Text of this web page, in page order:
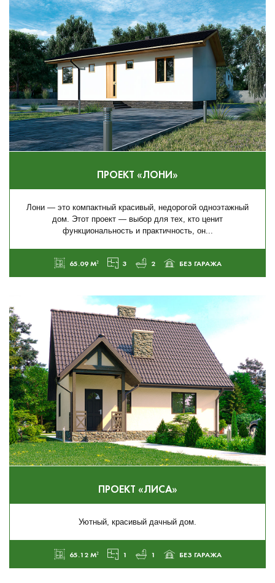
ПРОЕКТ «ЛОНИ»
Лони — это компактный красивый, недорогой одноэтажный
дом. Этот проект — выбор для тех, кто ценит
функциональность и практичность, он...
65.09 М² 3 2 БЕЗ ГАРАЖА
ПРОЕКТ «ЛИСА»
Уютный, красивый дачный дом.
65.12 М² 1 1 БЕЗ ГАРАЖА